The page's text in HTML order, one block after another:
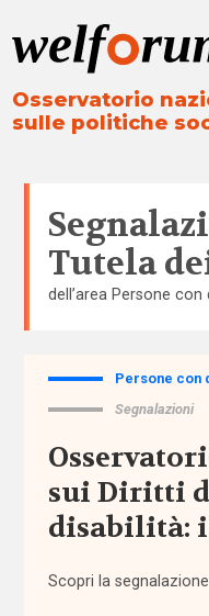
Osservatorio
sulle politiche
Tutela
dell’area Persone con
Tutto
Altre
(1.316)
Anziani
Persone con
Segnalazioni
sui Diritti
disabilità:
Scopri la segnalazione